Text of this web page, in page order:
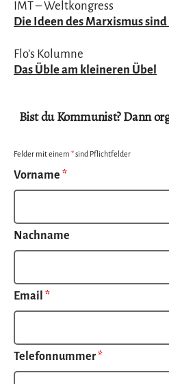
IMT – Weltkongress
Die Ideen des Marxismus
Flo’s Kolumne
Das Üble am kleineren Übel
Bist du Kommunist? Dann
Felder mit einem *sind Pflichtfelder
Vorname *
Nachname
Email *
Telefonnummer*